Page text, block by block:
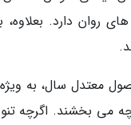
روان دارد.
معتدل سال، به
می بخشند. اگرچه